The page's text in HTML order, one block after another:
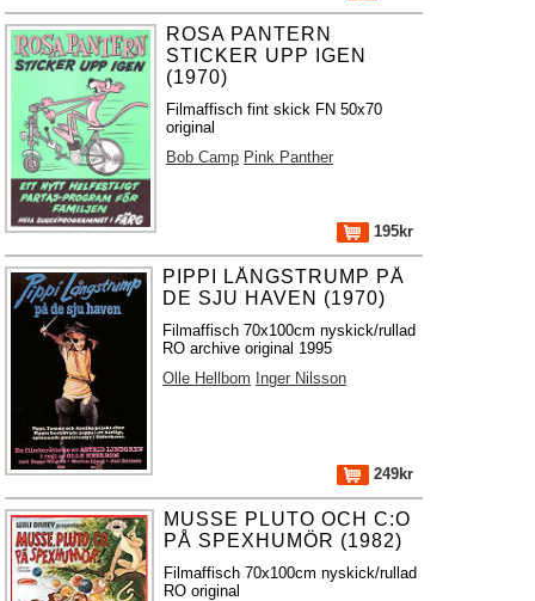
ROSA PANTERN
STICKER UPP IGEN
(1970)
Filmaffisch fint skick FN 50x70
original
Bob Camp Pink Panther
195kr
PIPPI LÅNGSTRUMP PÅ
DE SJU HAVEN (1970)
Filmaffisch 70x100cm nyskick/rullad
RO archive original 1995
Olle Hellbom Inger Nilsson
249kr
MUSSE PLUTO OCH C:O
PÅ SPEXHUMÖR (1982)
Filmaffisch 70x100cm nyskick/rullad
RO original